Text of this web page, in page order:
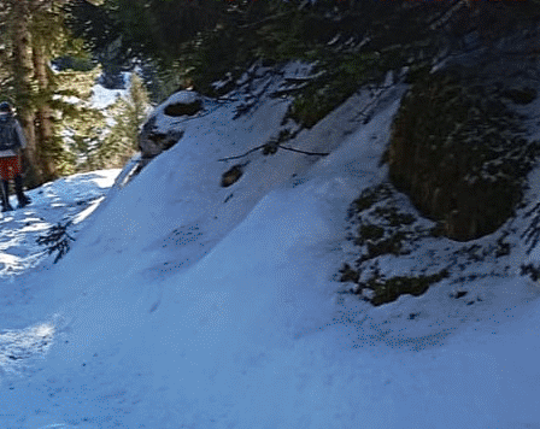
Menu
?>
Images de la page d'accueil
Cliquez pour éditer